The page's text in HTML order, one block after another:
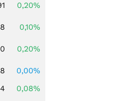
0,20%
0,10%
0,20%
0,00%
0,08%